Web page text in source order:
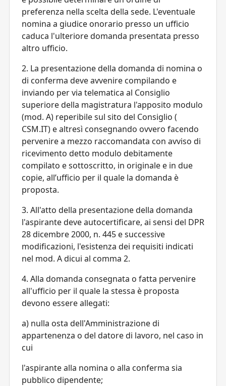
preferenza nella scelta della sede. L'eventuale
nomina a giudice onorario presso un ufficio
caduca l'ulteriore domanda presentata presso
altro ufficio.
2. La presentazione della domanda di nomina o
di conferma deve avvenire compilando e
inviando per via telematica al Consiglio
superiore della magistratura l'apposito modulo
(mod. A) reperibile sul sito del Consiglio (
CSM.IT) e altresì consegnando ovvero facendo
pervenire a mezzo raccomandata con avviso di
ricevimento detto modulo debitamente
compilato e sottoscritto, in originale e in due
copie, all’ufficio per il quale la domanda è
proposta.
3. All'atto della presentazione della domanda
l'aspirante deve autocertificare, ai sensi del DPR
28 dicembre 2000, n. 445 e successive
modificazioni, l'esistenza dei requisiti indicati
nel mod. A dicui al comma 2.
4. Alla domanda consegnata o fatta pervenire
all'ufficio per il quale la stessa è proposta
devono essere allegati:
a) nulla osta dell'Amministrazione di
appartenenza o del datore di lavoro, nel caso in
cui
l'aspirante alla nomina o alla conferma sia
pubblico dipendente;